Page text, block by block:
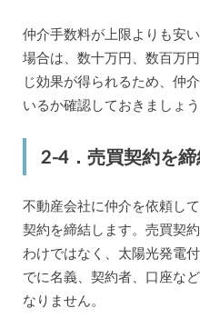
仲介手数料が上限よりも安
場合は、数十万円、数百万
じ効果が得られるため、仲
いるか確認しておきましょう
2-4．売買契約を締
不動産会社に仲介を依頼し
契約を締結します。売買契
わけではなく、太陽光発電
でに名義、契約者、口座な
なりません。